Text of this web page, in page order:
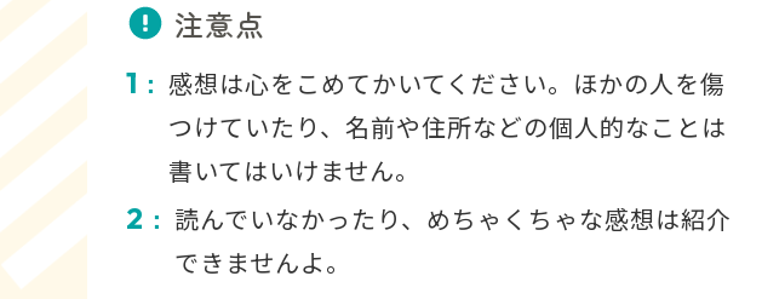
注意点
1 ： 感想は心をこめてかいてください。ほかの人を傷
つけていたり、名前や住所などの個人的なことは
書いてはいけません。
2 ： 読んでいなかったり、めちゃくちゃな感想は紹介
できませんよ。